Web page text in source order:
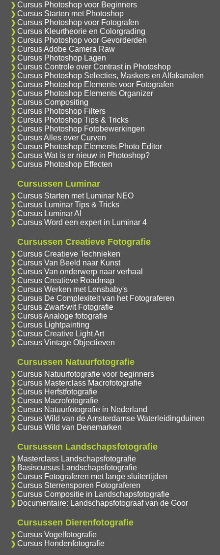
Cursus Photoshop voor Beginners
Cursus Starten met Photoshop
Cursus Photoshop voor Fotografen
Cursus Kleurtheorie en Colorgrading
Cursus Photoshop voor Gevorderden
Cursus Adobe Camera Raw
Cursus Photoshop Lagen
Cursus Controle over Contrast in Photoshop
Cursus Photoshop Selecties, Maskers en Alfakanalen
Cursus Photoshop Elements voor Fotografen
Cursus Photoshop Elements Organizer
Cursus Compositing
Cursus Photoshop Filters
Cursus Photoshop Tips & Tricks
Cursus Photoshop Fotobewerkingen
Cursus Alles over Curven
Cursus Photoshop Elements Photo Editor
Cursus Wat is er nieuw in Photoshop?
Cursus Photoshop Effecten
Cursussen Luminar
Cursus Starten met Luminar NEO
Cursus Luminar Tips & Tricks
Cursus Luminar AI
Cursus Word een expert in Luminar 4
Cursussen Creatieve Fotografie
Cursus Creatieve Technieken
Cursus Van Beeld naar Kunst
Cursus Van onderwerp naar verhaal
Cursus Creatieve Roadmap
Cursus Werken met Lensbaby's
Cursus De Complexiteit van het Fotograferen
Cursus Zwart-wit Fotografie
Cursus Analoge fotografie
Cursus Lightpainting
Cursus Creative Light Art
Cursus Vintage Objectieven
Cursussen Natuurfotografie
Cursus Natuurfotografie voor beginners
Cursus Masterclass Macrofotografie
Cursus Herfstfotografie
Cursus Macrofotografie
Cursus Natuurfotografie in Nederland
Cursus Wild van de Amsterdamse Waterleidingduinen
Cursus Wild van Denemarken
Cursussen Landschapsfotografie
Masterclass Landschapsfotografie
Basiscursus Landschapsfotografie
Cursus Fotograferen met lange sluitertijden
Cursus Sterrensporen Fotograferen
Cursus Compositie in Landschapsfotografie
Documentaire: Landschapsfotograaf van de Goor
Cursussen Dierenfotografie
Cursus Vogelfotografie
Cursus Hondenfotografie